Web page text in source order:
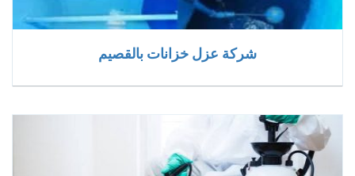
شركة عزل خزانات بالقصيم